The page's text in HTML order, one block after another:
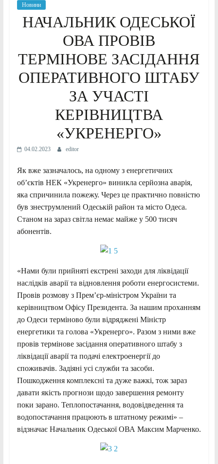
Новини
НАЧАЛЬНИК ОДЕСЬКОЇ
ОВА ПРОВІВ
ТЕРМІНОВЕ ЗАСІДАННЯ
ОПЕРАТИВНОГО ШТАБУ
ЗА УЧАСТІ
КЕРІВНИЦТВА
«УКРЕНЕРГО»
04.02.2023 editor
Як вже зазначалось, на одному з енергетичних
об’єктів НЕК «Укренерго» виникла серйозна аварія,
яка спричинила пожежу. Через це практично повністю
був знеструмлений Одеській район та місто Одеса.
Станом на зараз світла немає майже у 500 тисяч
абонентів.
«Нами були прийняті екстрені заходи для ліквідації
наслідків аварії та відновлення роботи енергосистеми.
Провів розмову з Прем’єр-міністром України та
керівництвом Офісу Президента. За нашим проханням
до Одеси терміново були відряджені Міністр
енергетики та голова «Укренерго». Разом з ними вже
провів термінове засідання оперативного штабу з
ліквідації аварії та подачі електроенергії до
споживачів. Задіяні усі служби та засоби.
Пошкодження комплексні та дуже важкі, тож зараз
давати якість прогнози щодо завершення ремонту
поки зарано. Теплопостачання, водовідведення та
водопостачання працюють в штатному режимі» –
відзначає Начальник Одеської ОВА Максим Марченко.